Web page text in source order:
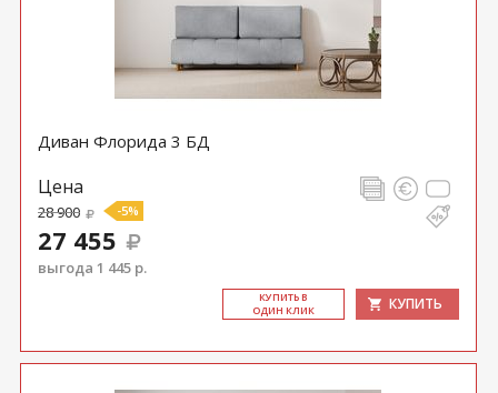
Диван Флорида 3 БД
Цена
28 900 -5%
27 455
выгода 1 445 р.
КУ­ПИТЬ В
ОДИН КЛИК
КУПИТЬ